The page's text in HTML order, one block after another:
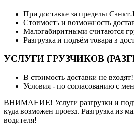
При доставке за пределы Санкт-
Стоимость и возможность
Малогабиритными считаются
Разгрузка и подъём товара в
УСЛУГИ ГРУЗЧИКОВ
В стоимость доставки не входят!
Условия - по согласованию с
ВНИМАНИЕ! Услуги разгрузки и
куда возможен проезд. Разгрузка из
водителя!